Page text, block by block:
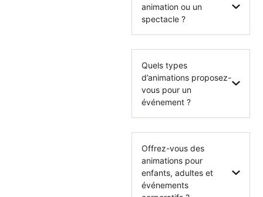
animation ou un
spectacle ?
Quels types
d’animations proposez-
vous pour un
événement ?
Offrez-vous des
animations pour
enfants, adultes et
événements